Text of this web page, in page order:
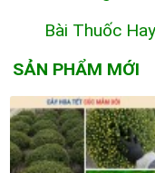
Bài Thuốc
SẢN PHẨM MỚI